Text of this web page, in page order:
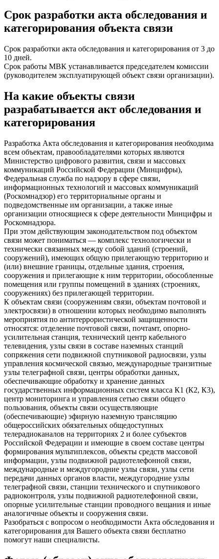
Срок разработки акта обследования и
категорирования объекта связи
Срок разработки акта обследования и категорирования от 3 до
10 дней.
Срок работы МВК устанавливается председателем комиссии
(руководителем эксплуатирующей объект связи организации).
На какие объекты связи
разрабатывается акт обследования и
категорирования
Разработка Акта обследования и категорирования необходима
всем объектам, правообладателями которых являются
Министерство цифрового развития, связи и массовых
коммуникаций Российской Федерации (Минцифры),
Федеральная служба по надзору в сфере связи,
информационных технологий и массовых коммуникаций
(Роскомнадзор) его территориальные органы и
подведомственные им организации, а также иные
организации относящиеся к сфере деятельности Минцифры и
Роскомнадзора.
При этом действующим законодательством под объектом
связи может пониматься — комплекс технологически и
технически связанных между собой зданий (строений,
сооружений), имеющих общую прилегающую территорию и
(или) внешние границы, отдельные здания, строения,
сооружения и прилегающие к ним территории, обособленные
помещения или группы помещений в зданиях (строениях,
сооружениях) без прилегающей территории.
К объектам связи (сооружениям связи, объектам почтовой и
электросвязи) в отношении которых необходимо выполнять
мероприятия по антитеррористической защищенности
относятся: отделение почтовой связи, почтамт, опорно-
усилительная станция, технический центр кабельного
телевидения, узлы связи в составе наземных станций
сопряжения сети подвижной спутниковой радиосвязи, узлы
управления космической связью, международные транзитные
узлы телеграфной связи, центры обработки данных,
обеспечивающие обработку и хранение данных
государственных информационных систем класса К1 (К2, К3),
центр мониторинга и управления сетью связи общего
пользования, объекты связи осуществляющие
(обеспечивающие) эфирную наземную трансляцию
общероссийских обязательных общедоступных
телерадиоканалов на территориях 2 и более субъектов
Российской Федерации и имеющие в своем составе центры
формирования мультиплексов, объекты средств массовой
информации, узлы подвижной радиотелефонной связи,
международные и междугородние узлы связи, узлы сети
передачи данных органов власти, междугородние узлы
телеграфной связи, станции технического и спутникового
радиоконтроля, узлы подвижной радиотелефонной связи,
опорные усилительные станции проводного вещания и иные
аналогичные объекты и сооружения связи.
Разобраться с вопросом о необходимости Акта обследования и
категорирования для Вашего объекта связи бесплатно
помогут наши специалисты.